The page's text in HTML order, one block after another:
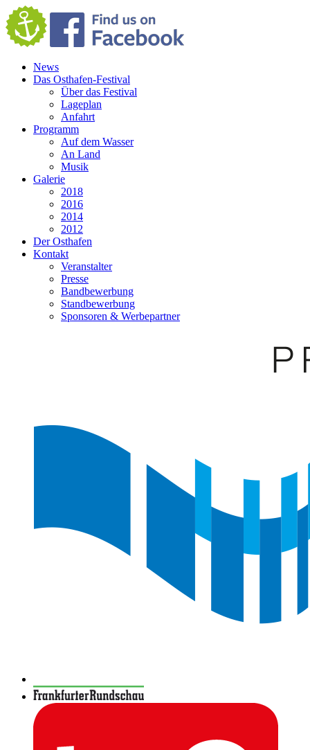
News
Das Osthafen-Festival
Über das Festival
Lageplan
Anfahrt
Programm
Auf dem Wasser
An Land
Musik
Galerie
2018
2016
2014
2012
Der Osthafen
Kontakt
Veranstalter
Presse
Bandbewerbung
Standbewerbung
Sponsoren & Werbepartner